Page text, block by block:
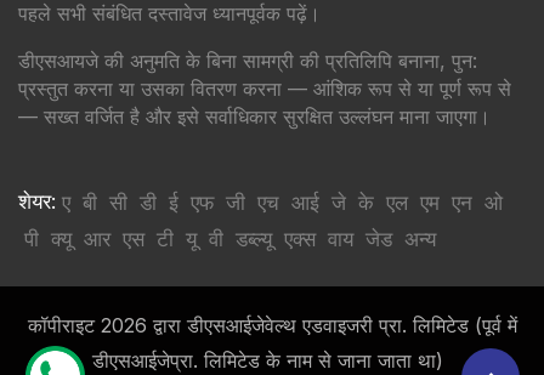
पहले सभी संबंधित दस्तावेज ध्यानपूर्वक पढ़ें।
डीएसआयजे की अनुमति के बिना सामग्री की प्रतिलिपि बनाना, पुन:
प्रस्तुत करना या उसका वितरण करना — आंशिक रूप से या पूर्ण रूप से
— सख्त वर्जित है और इसे सर्वाधिकार सुरक्षित उल्लंघन माना जाएगा।
शेयर: ए बी सी डी ई एफ जी एच आई जे के एल एम एन ओ
पी क्यू आर एस टी यू वी डब्ल्यू एक्स वाय जेड अन्य
कॉपीराइट 2026 द्वारा डीएसआईजेवेल्थ एडवाइजरी प्रा. लिमिटेड (पूर्व में
डीएसआईजेप्रा. लिमिटेड के नाम से जाना जाता था)